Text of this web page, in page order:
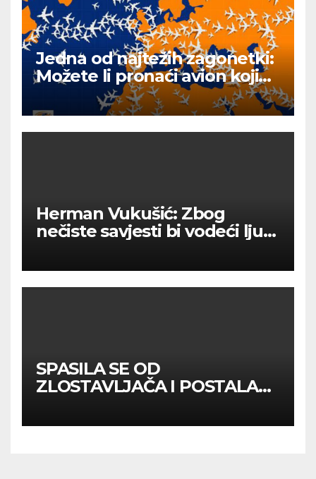
Jedna od najtežih zagonetki:
Možete li pronaći avion koji
leti u suprotnom smjeru od
ostalih?
Herman Vukušić: Zbog
nečiste savjesti bi vodeći ljudi
oboljeti od ‘partizanske
bolesti’
SPASILA SE OD
ZLOSTAVLJAČA I POSTALA
Tine Turner